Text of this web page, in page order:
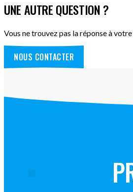
UNE AUTRE QUESTION ?
Vous ne trouvez pas la réponse à
NOUS CONTACTER